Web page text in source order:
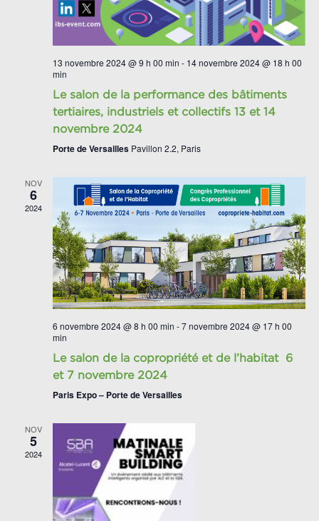
13 novembre 2024 @ 9 h 00 min - 14 novembre 2024 @ 18 h 00
min
Le salon de la performance des bâtiments
tertiaires, industriels et collectifs 13 et 14
novembre 2024
Porte de Versailles Pavillon 2.2, Paris
NOV
6
2024
6 novembre 2024 @ 8 h 00 min -7 novembre 2024 @ 17 h 00
min
Le salon de la copropriété et de l’habitat 6
et 7 novembre 2024
Paris Expo – Porte de Versailles
NOV
5
2024